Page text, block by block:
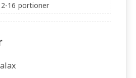
16 portioner